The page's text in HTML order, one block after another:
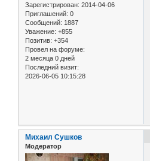
Зарегистрирован: 2014-04-06
Приглашений: 0
Сообщений: 1887
Уважение: +855
Позитив: +354
Провел на форуме:
2 месяца 0 дней
Последний визит:
2026-06-05 10:15:28
Михаил Сушков
Модератор